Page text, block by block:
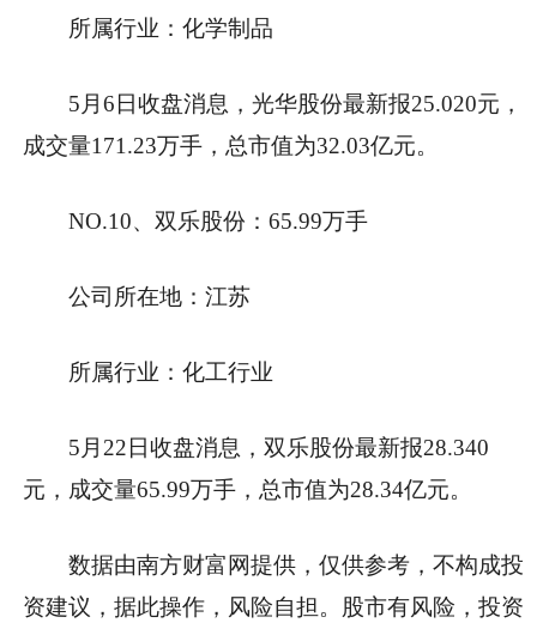
所属行业：化学制品
5月6日收盘消息，光华股份最新报25.020元，
成交量171.23万手，总市值为32.03亿元。
NO.10、双乐股份：65.99万手
公司所在地：江苏
所属行业：化工行业
5月22日收盘消息，双乐股份最新报28.340
元，成交量65.99万手，总市值为28.34亿元。
数据由南方财富网提供，仅供参考，不构成投
资建议，据此操作，风险自担。股市有风险，投资